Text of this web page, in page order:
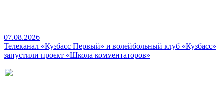
07.08.2026
Телеканал «Кузбасс Первый» и волейбольный клуб «Кузбасс»
запустили проект «Школа комментаторов»